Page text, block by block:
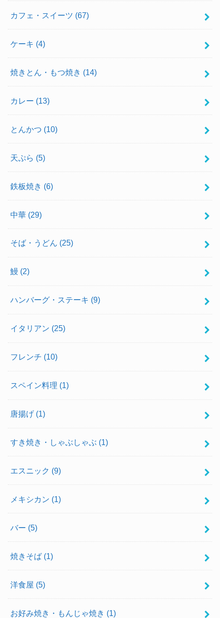
カフェ・スイーツ (67)
ケーキ (4)
焼きとん・もつ焼き (14)
カレー (13)
とんかつ (10)
天ぷら (5)
鉄板焼き (6)
中華 (29)
そば・うどん (25)
鰻 (2)
ハンバーグ・ステーキ (9)
イタリアン (25)
フレンチ (10)
スペイン料理 (1)
唐揚げ (1)
すき焼き・しゃぶしゃぶ (1)
エスニック (9)
メキシカン (1)
バー (5)
焼きそば (1)
洋食屋 (5)
お好み焼き・もんじゃ焼き (1)